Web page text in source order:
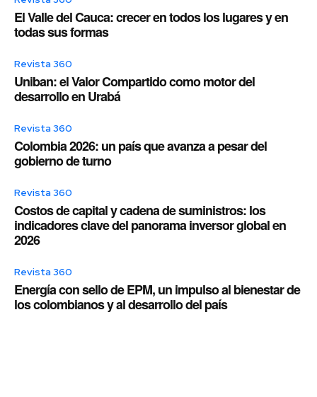
El Valle del Cauca: crecer en todos los lugares y en
todas sus formas
Revista 360
Uniban: el Valor Compartido como motor del
desarrollo en Urabá
Revista 360
Colombia 2026: un país que avanza a pesar del
gobierno de turno
Revista 360
Costos de capital y cadena de suministros: los
indicadores clave del panorama inversor global en
2026
Revista 360
Energía con sello de EPM, un impulso al bienestar de
los colombianos y al desarrollo del país